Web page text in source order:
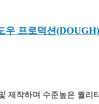
우 프로덕션(DOUGH)
제작하며 수준높은 퀄리